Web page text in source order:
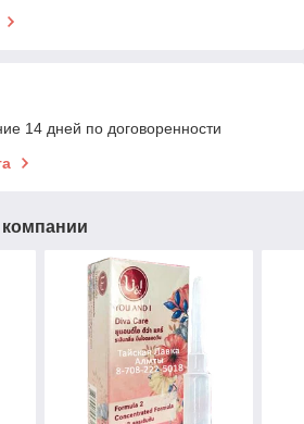
14 дней по договоренности